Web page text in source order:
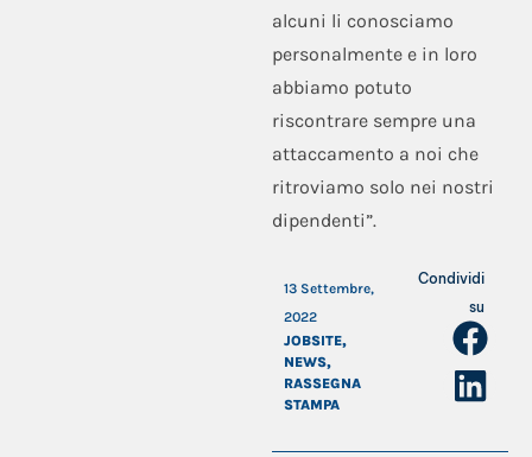
alcuni li conosciamo
personalmente e in loro
abbiamo potuto
riscontrare sempre una
attaccamento a noi che
ritroviamo solo nei nostri
dipendenti”.
13 Settembre,
2022
JOBSITE,
NEWS,
RASSEGNA
STAMPA
Condividi
su